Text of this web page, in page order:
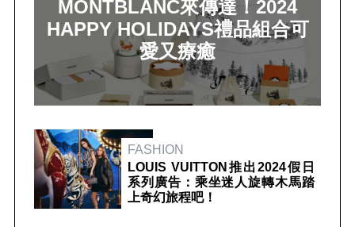
MONTBLANC來傳達！2024
HAPPY HOLIDAYS禮品組合可
愛又療癒
FASHION
LOUIS VUITTON推出2024假日
系列廣告：乘坐迷人旋轉木馬踏
上奇幻旅程吧！